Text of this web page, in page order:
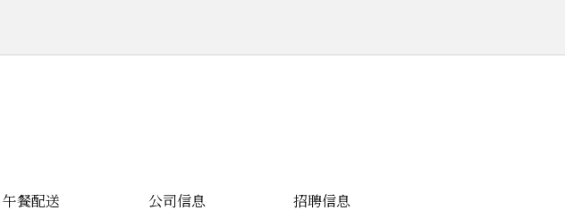
午餐配送 公司信息 招聘信息